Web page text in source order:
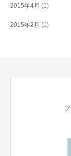
2015年4月 (1)
2015年2月 (1)